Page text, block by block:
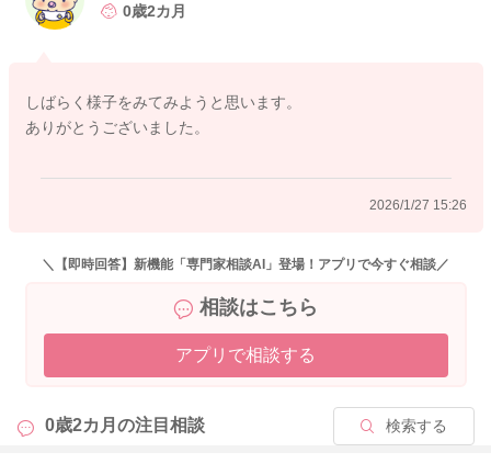
い。
どうぞよろしくおねがいします。
0歳2カ月
しばらく様子をみてみようと思います。
ありがとうございました。
2026/1/27 15:26
＼【即時回答】新機能「専門家相談AI」登場！アプリで今すぐ相談／
相談はこちら
アプリで相談する
0歳2カ月の注目相談 検索する